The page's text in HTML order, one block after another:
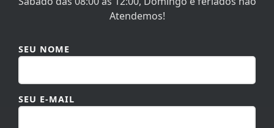
SEU E-MAIL